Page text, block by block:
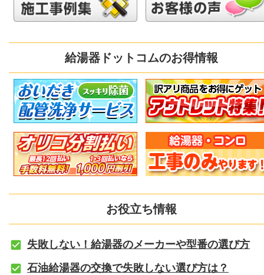
給湯器ドットコムのお得情報
お役立ち情報
失敗しない！給湯器のメーカーや型番の選び方
石油給湯器の交換で失敗しない選び方は？